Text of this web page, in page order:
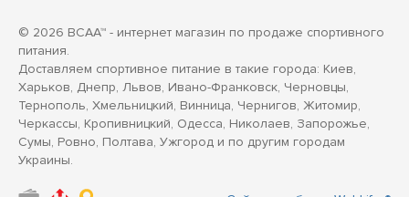
© 2026 BCAA™ - интернет магазин по продаже спортивного
питания.
Доставляем спортивное питание в такие города: Киев,
Харьков, Днепр, Львов, Ивано-Франковск, Черновцы,
Тернополь, Хмельницкий, Винница, Чернигов, Житомир,
Черкассы, Кропивницкий, Одесса, Николаев, Запорожье,
Сумы, Ровно, Полтава, Ужгород и по другим городам
Украины.